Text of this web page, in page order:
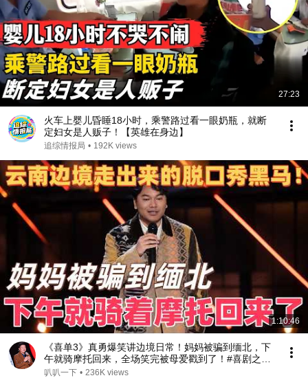
27:23
火车上婴儿昏睡18小时，乘警路过看一眼奶瓶，就断
定妇女是人贩子！【英雄在身边】
追综情报局 • 192K views
1:10:46
《喜单3》真勇爆笑讲边境日常！妈妈被骗到缅北，下
午就骑摩托回来，全场笑完被母爱戳到了！#喜剧之王
单口季 #脱口秀 #搞笑 #喜剧 #funny #综艺
叭叭一下 • 236K views